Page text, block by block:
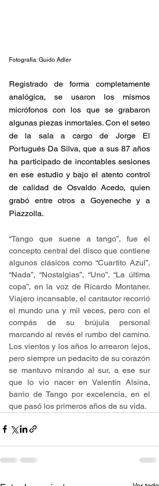
Fotografía: Guido Adler
Registrado de forma completamente
analógica, se usaron los mismos
micrófonos con los que se grabaron
algunas piezas inmortales. Con el seteo
de la sala a cargo de Jorge El
Portugués Da Silva, que a sus 87 años
ha participado de incontables sesiones
en ese estudio y bajo el atento control
de calidad de Osvaldo Acedo, quien
grabó entre otros a Goyeneche y a
Piazzolla.
“Tango que suene a tango”, fue el
concepto central del disco que contiene
algunos clásicos como “Cuartito Azul”,
“Nada”, “Nostalgias”, “Uno”, “La última
copa”, en la voz de Ricardo Montaner.
Viajero incansable, el cantautor recorrió
el mundo una y mil veces, pero con el
compás de su brújula personal
marcando al revés el rumbo del camino.
Los vientos y los años lo arrearon lejos,
pero siempre un pedacito de su corazón
se mantuvo mirando al sur, a ese sur
que lo vio nacer en Valentín Alsina,
barrio de Tango por excelencia, en el
que pasó los primeros años de su vida.